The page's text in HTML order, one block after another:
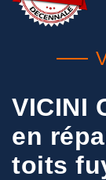
VICINI
en
toits